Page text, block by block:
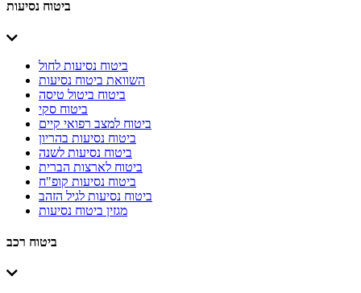
ביטוח נסיעות
ביטוח נסיעות לחול
השוואת ביטוח נסיעות
ביטוח ביטול טיסה
ביטוח סקי
ביטוח למצב רפואי קיים
ביטוח נסיעות בהריון
ביטוח נסיעות לשנה
ביטוח לארצות הברית
ביטוח נסיעות קופ"ח
ביטוח נסיעות לגיל הזהב
מגזין ביטוח נסיעות
ביטוח רכב